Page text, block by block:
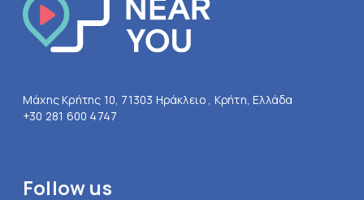
Μάχης Κρήτης 10, 71303 Ηράκλειο , Κρήτη, Ελλάδα
+30 281 600 4747
Follow us